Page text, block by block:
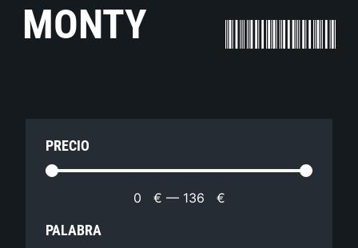
MONTY
PRECIO
0 € — 136 €
PALABRA